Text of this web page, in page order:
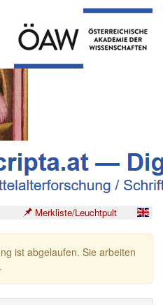
Merkliste/Leuchtpult
ist abgelaufen. Sie arbeiten